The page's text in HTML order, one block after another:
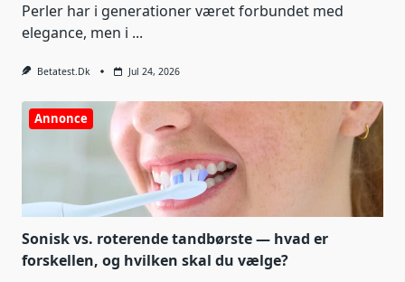
Perler har i generationer været forbundet med
elegance, men i ...
Betatest.dk Jul 24, 2026
Annonce
Sonisk vs. roterende tandbørste — hvad er
forskellen, og hvilken skal du vælge?